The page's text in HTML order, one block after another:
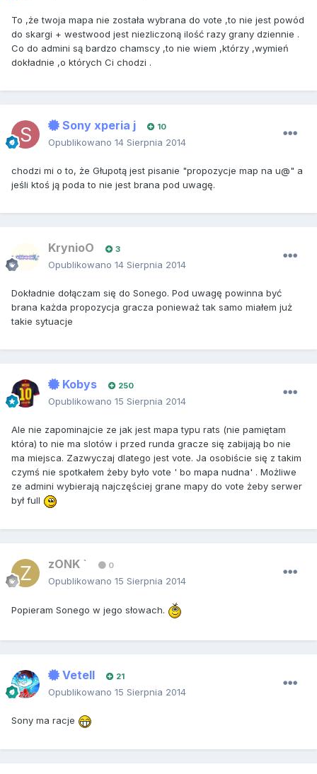
To ,że twoja mapa nie została wybrana do vote ,to nie jest powód
do skargi + westwood jest niezliczoną ilość razy grany dziennie .
Co do admini są bardzo chamscy ,to nie wiem ,którzy ,wymień
dokładnie ,o których Ci chodzi .
Sony xperia j 10
Opublikowano 14 Sierpnia 2014
chodzi mi o to, że Głupotą jest pisanie "propozycje map na u@" a
jeśli ktoś ją poda to nie jest brana pod uwagę.
KrynioO 3
Opublikowano 14 Sierpnia 2014
Dokładnie dołączam się do Sonego. Pod uwagę powinna być
brana każda propozycja gracza ponieważ tak samo miałem już
takie sytuacje
Kobys 250
Opublikowano 15 Sierpnia 2014
Ale nie zapominajcie ze jak jest mapa typu rats (nie pamiętam
która) to nie ma slotów i przed runda gracze się zabijają bo nie
ma miejsca. Zazwyczaj dlatego jest vote. Ja osobiście się z takim
czymś nie spotkałem żeby było vote ' bo mapa nudna' . Możliwe
ze admini wybierają najczęściej grane mapy do vote żeby serwer
był full
zONK ` 0
Opublikowano 15 Sierpnia 2014
Popieram Sonego w jego słowach.
Vetell 21
Opublikowano 15 Sierpnia 2014
Sony ma racje